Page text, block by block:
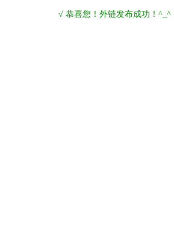
√ 恭喜您！外链发布成功！^_^